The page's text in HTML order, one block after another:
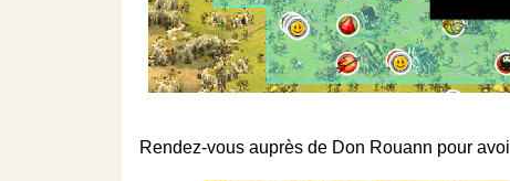
Rendez-vous auprès de Don Rouann pour